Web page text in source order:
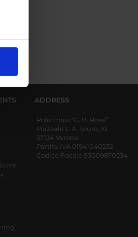
ADDRESS
Policlinico “G. B. Rossi”
Piazzale L. A. Scuro, 10
37134 Verona
Partita IVA 01541040232
Codice Fiscale:93009870234